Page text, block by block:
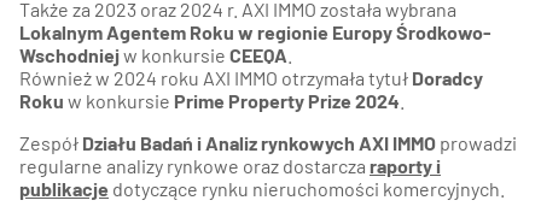
Także za 2023 oraz 2024 r. AXI IMMO została wybrana
Lokalnym Agentem Roku w regionie Europy Środkowo-
Wschodniejw konkursie CEEQA
Również w 2024 roku AXI IMMO otrzymała tytuł Doradcy
Roku w konkursie Prime Property Prize 2024
Zespół Działu Badań i Analiz rynkowych AXI IMMO prowadzi
regularne analizy rynkowe oraz dostarcza raporty i
publikacje dotyczące rynku nieruchomości komercyjnych.